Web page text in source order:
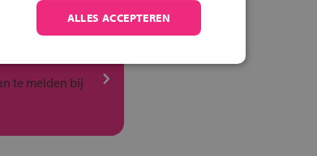
te melden bij
ALLES ACCEPTEREN